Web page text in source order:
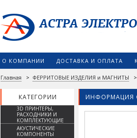
О КОМПАНИИ ДОСТАВКА И ОПЛАТА
Главная > ФЕРРИТОВЫЕ ИЗДЕЛИЯ и МАГНИТЫ
КАТЕГОРИИ ИНФОРМАЦИЯ
3D ПРИНТЕРЫ,
РАСХОДНИКИ И
КОМПЛЕКТУЮЩИЕ
АКУСТИЧЕСКИЕ
КОМПОНЕНТЫ